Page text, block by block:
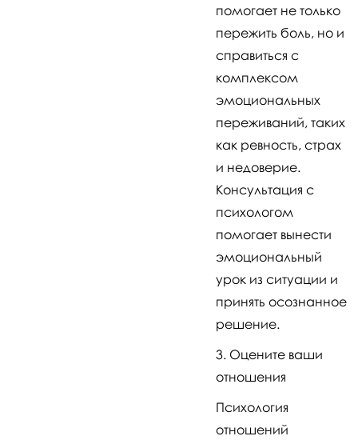
помогает не только
пережить боль, но и
справиться с
комплексом
эмоциональных
переживаний, таких
как ревность, страх
и недоверие.
Консультация с
психологом
помогает вынести
эмоциональный
урок из ситуации и
принять осознанное
решение.
Оцените ваши
отношения
Психология
отношений